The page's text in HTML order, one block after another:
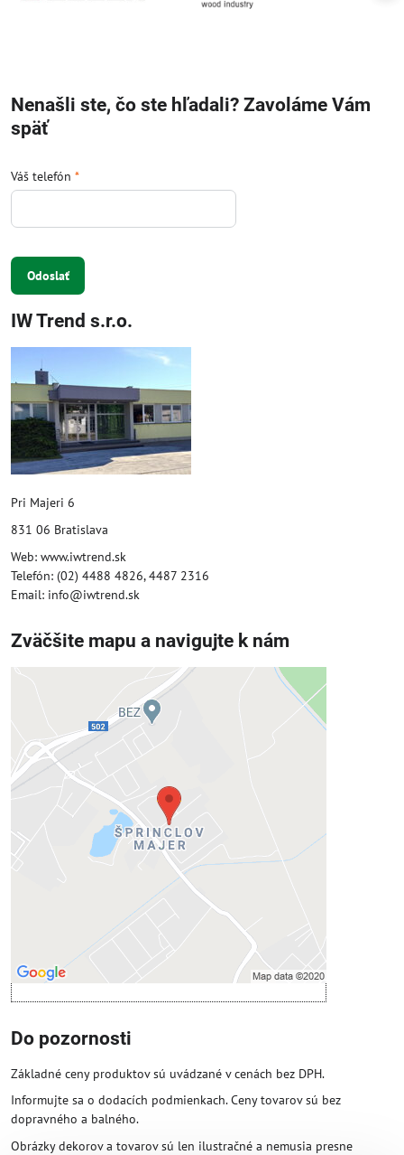
Nenašli ste, čo ste hľadali? Zavoláme Vám
späť
Váš telefón *
Odoslať
IW Trend s.r.o.
Pri Majeri 6
831 06 Bratislava
Web: www.iwtrend.sk
Telefón: (02) 4488 4826, 4487 2316
Email: info@iwtrend.sk
Zväčšite mapu a navigujte k nám
Externý obsah je blokovaný
Prajete si načítať externý obsah?
Povoliť tentokrát
Povoliť a zapamätať - súhlas s druhom
cookie: Funkčné
Otvoriť obsah v novom okne
Do pozornosti
Základné ceny produktov sú uvádzané v cenách bez DPH.
Informujte sa o dodacích podmienkach. Ceny tovarov sú bez
dopravného a balného.
Obrázky dekorov a tovarov sú len ilustračné a nemusia presne